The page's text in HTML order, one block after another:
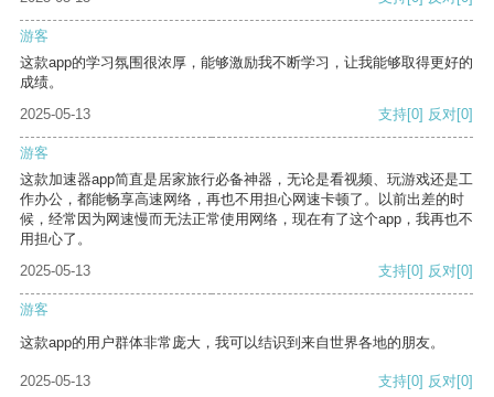
游客
这款app的学习氛围很浓厚，能够激励我不断学习，让我能够取得更好的
成绩。
2025-05-13
支持[0] 反对[0]
游客
这款加速器app简直是居家旅行必备神器，无论是看视频、玩游戏还是工
作办公，都能畅享高速网络，再也不用担心网速卡顿了。以前出差的时
候，经常因为网速慢而无法正常使用网络，现在有了这个app，我再也不
用担心了。
2025-05-13
支持[0] 反对[0]
游客
这款app的用户群体非常庞大，我可以结识到来自世界各地的朋友。
2025-05-13 支持[0] 反对[0]